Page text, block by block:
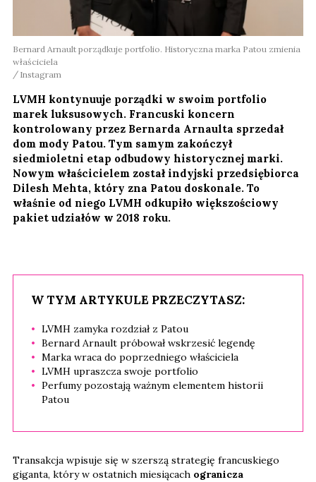
Bernard Arnault porządkuje portfolio. Historyczna marka Patou zmienia
właściciela
Instagram
LVMH kontynuuje porządki w swoim portfolio
marek luksusowych. Francuski koncern
kontrolowany przez Bernarda Arnaulta sprzedał
dom mody Patou. Tym samym zakończył
siedmioletni etap odbudowy historycznej marki.
Nowym właścicielem został indyjski przedsiębiorca
Dilesh Mehta, który zna Patou doskonale. To
właśnie od niego LVMH odkupiło większościowy
pakiet udziałów w 2018 roku.
W TYM ARTYKULE PRZECZYTASZ:
LVMH zamyka rozdział z Patou
Bernard Arnault próbował wskrzesić legendę
Marka wraca do poprzedniego właściciela
LVMH upraszcza swoje portfolio
Perfumy pozostają ważnym elementem historii
Patou
Transakcja wpisuje się w szerszą strategię francuskiego
giganta, który w ostatnich miesiącach ogranicza